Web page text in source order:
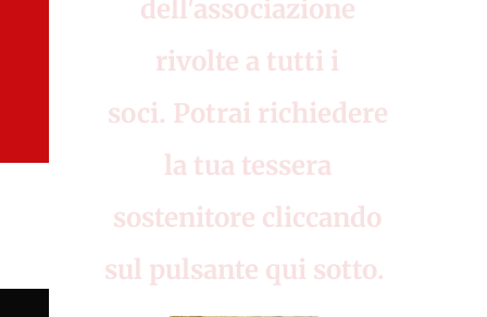
dell'associazione
rivolte a tutti i
soci. Potrai richiedere
la tua tessera
sostenitore cliccando
sul pulsante qui sotto.